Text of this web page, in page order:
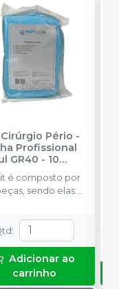
Pério -
Profissional
GR40 - 10
é composto por
sendo elas: 2
0x70 x 0,70 + 1
de mesa 0,50
+ 1 Campo
1,20 x 0,70
:
Adicionar ao
carrinho